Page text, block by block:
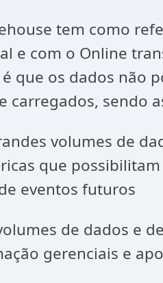
tem como
e com o Online
que os dados não
carregados, sendo
volumes de
que
eventos futuros
de dados e
gerenciais e